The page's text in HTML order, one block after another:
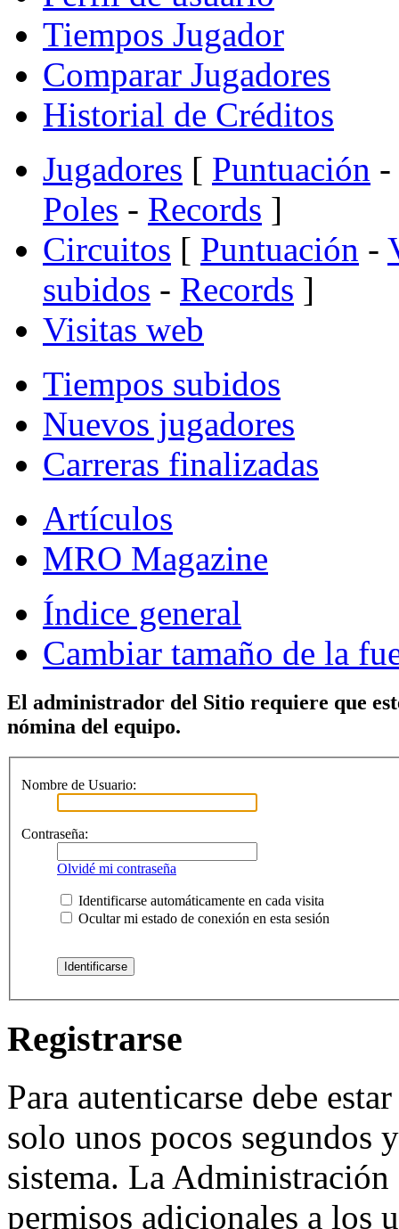
Tiempos Jugador
Comparar Jugadores
Historial de Créditos
Jugadores [ Puntuación -
Poles - Records ]
Circuitos [ Puntuación -
subidos - Records ]
Visitas web
Tiempos subidos
Nuevos jugadores
Carreras finalizadas
Artículos
MRO Magazine
Índice general
Cambiar tamaño de la
El administrador del Sitio requiere que
nómina del equipo.
Nombre de Usuario:
Contraseña:
Olvidé mi contraseña
Identificarse automáticamente en cada visita
Ocultar mi estado de conexión en esta sesión
Registrarse
Para autenticarse debe
solo unos pocos segundos
sistema. La
permisos adicionales a los